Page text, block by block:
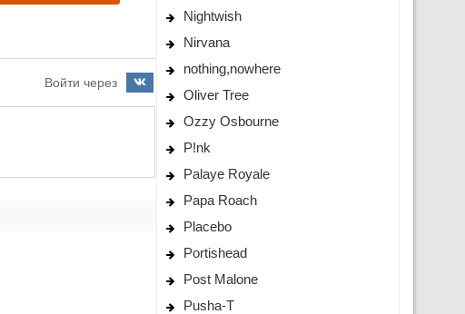
Войти через
Nightwish
Nirvana
nothing,nowhere
Oliver Tree
Ozzy Osbourne
P!nk
Palaye Royale
Papa Roach
Placebo
Portishead
Post Malone
Pusha-T